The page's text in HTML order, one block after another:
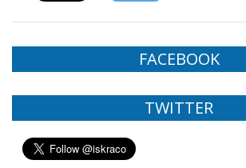
FACEBOOK
TWITTER